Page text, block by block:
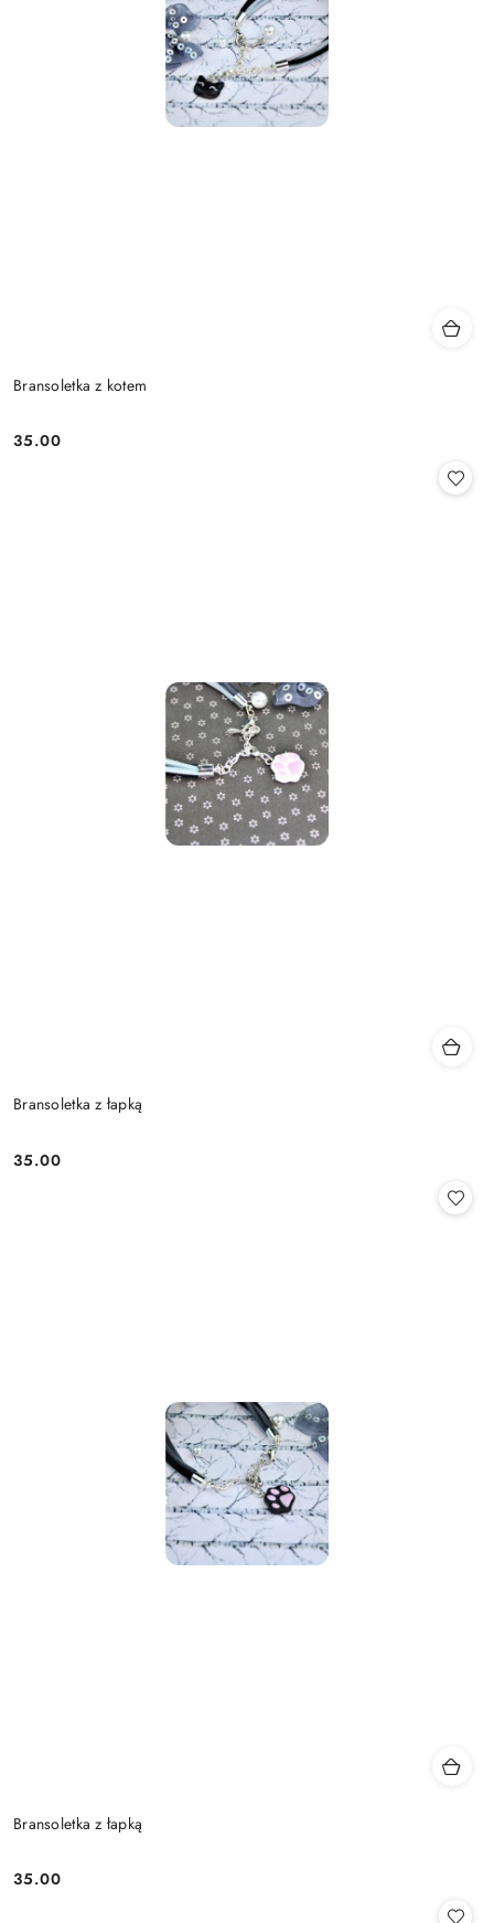
Bransoletka z kotem
Cena:
35.00
Bransoletka z łapką
Cena:
35.00
Bransoletka z łapką
Cena:
35.00